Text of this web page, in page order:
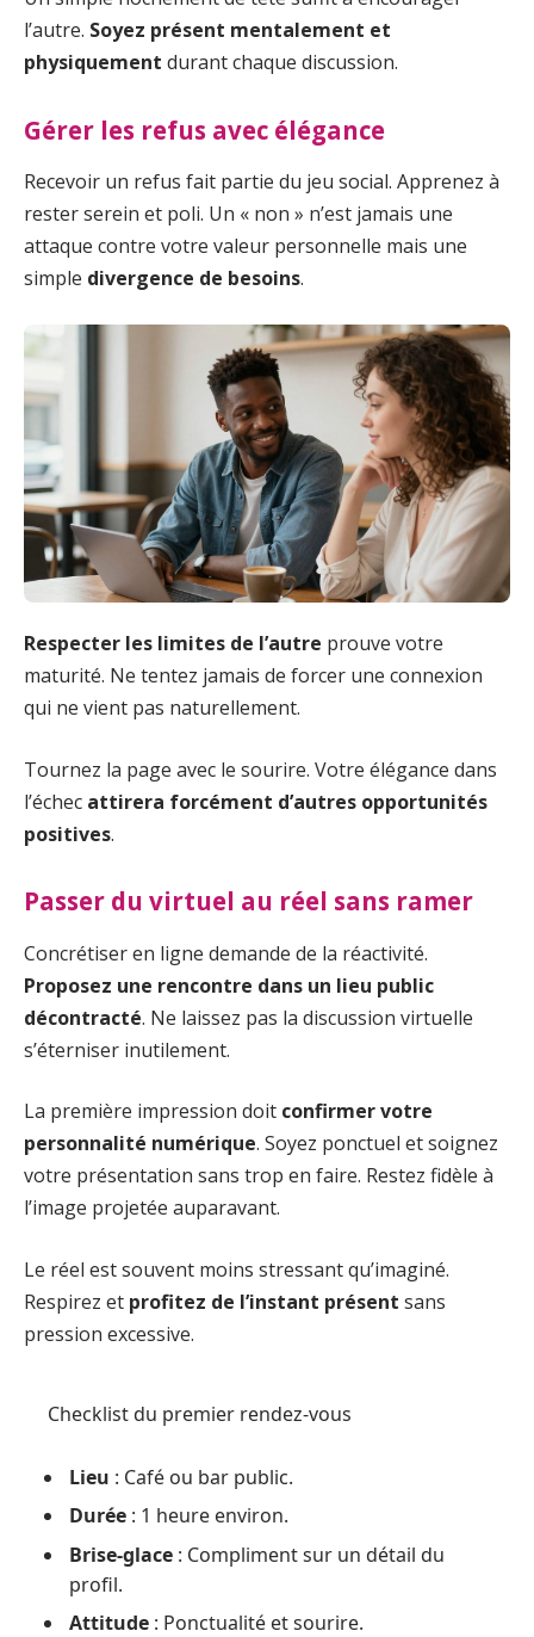
l’autre. Soyez présent mentalement et
physiquement durant chaque discussion.
Gérer les refus avec élégance
Recevoir un refus fait partie du jeu social. Apprenez à
rester serein et poli. Un « non » n’est jamais une
attaque contre votre valeur personnelle mais une
simple divergence de besoins.
Respecter les limites de l’autre prouve votre
maturité. Ne tentez jamais de forcer une connexion
qui ne vient pas naturellement.
Tournez la page avec le sourire. Votre élégance dans
l’échec attirera forcément d’autres opportunités
positives.
Passer du virtuel au réel sans ramer
Concrétiser en ligne demande de la réactivité.
Proposez une rencontre dans un lieu public
décontracté. Ne laissez pas la discussion virtuelle
s’éterniser inutilement.
La première impression doit confirmer votre
personnalité numérique. Soyez ponctuel et soignez
votre présentation sans trop en faire. Restez fidèle à
l’image projetée auparavant.
Le réel est souvent moins stressant qu’imaginé.
Respirez et profitez de l’instant présent sans
pression excessive.
Checklist du premier rendez-vous
Lieu : Café ou bar public.
Durée : 1 heure environ.
Brise-glace : Compliment sur un détail du
profil.
Attitude : Ponctualité et sourire.